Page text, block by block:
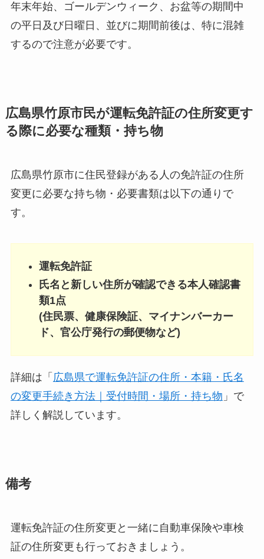
年末年始、ゴールデンウィーク、お盆等の期間中
の平日及び日曜日、並びに期間前後は、特に混雑
するので注意が必要です。
広島県竹原市民が運転免許証の住所変更す
る際に必要な種類・持ち物
広島県竹原市に住民登録がある人の免許証の住所
変更に必要な持ち物・必要書類は以下の通りで
す。
運転免許証
氏名と新しい住所が確認できる本人確認書
類1点
(住民票、健康保険証、マイナンバーカー
ド、官公庁発行の郵便物など)
詳細は「 広島県で運転免許証の住所・本籍・氏名
の変更手続き方法｜受付時間・場所・持ち物 」で
詳しく解説しています。
備考
運転免許証の住所変更と一緒に自動車保険や車検
証の住所変更も行っておきましょう。